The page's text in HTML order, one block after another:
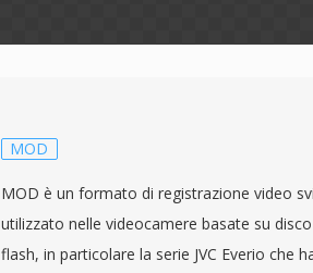
MOD
MOD è un formato di registrazione video
utilizzato nelle videocamere basate su
flash, in particolare la serie JVC Everio che